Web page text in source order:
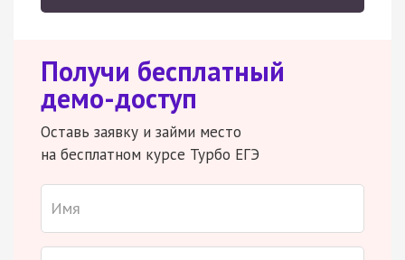
Получи бесплатный
демо-доступ
Оставь заявку и займи место
на бесплатном курсе Турбо ЕГЭ